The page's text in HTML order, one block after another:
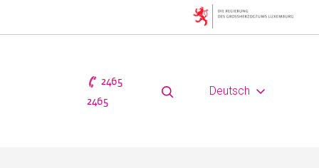
2465
2465
Deutsch